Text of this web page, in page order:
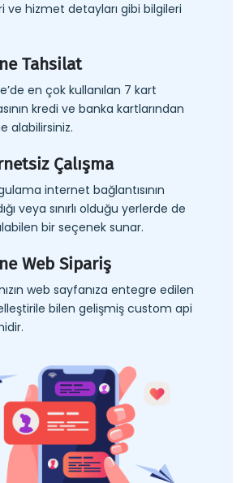
ve hizmet detayları gibi bilgileri
Tahsilat
en çok kullanılan 7 kart
kredi ve banka kartlarından
alabilirsiniz.
Çalışma
internet bağlantısının
veya sınırlı olduğu yerlerde de
bir seçenek sunar.
Web Sipariş
web sayfanıza entegre edilen
bilen gelişmiş custom api